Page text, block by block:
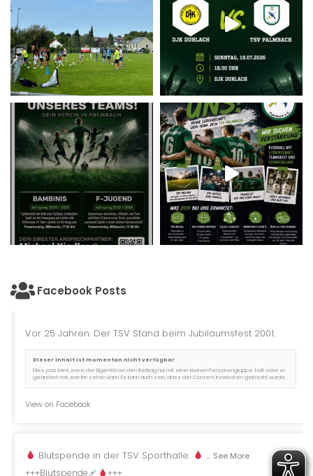
Facebook Posts
Vor 25 Jahren: Der TSV Stand beim Jubiläumsfest 2001.
Dieser Inhalt ist momentan nicht verfügbar
Dies passiert, wenn der Eigentümer den Beitrag nur mit einer kleinen Personengruppe teilt oder er
geändert hat, wer ihn sehen kann. Es kann auch sein, dass der Content inzwischen gelöscht wurde.
View on Facebook
Blutspende in der TSV Sporthalle.
+++Blutspende +++
... See More